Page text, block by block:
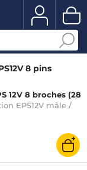
8 pins
12V 8 broches (28
EPS12V mâle /